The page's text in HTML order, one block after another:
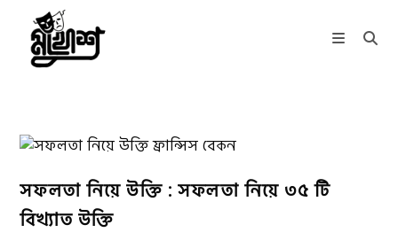
content
সফলতা নিয়ে উক্তি : সফলতা নিয়ে ৩৫ টি
বিখ্যাত উক্তি